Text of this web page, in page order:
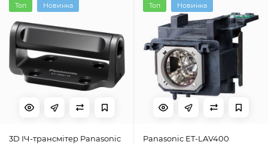
Топ Новинка
3D ІЧ-трансмітер Panasonic
Топ Новинка
Panasonic ET-LAV400